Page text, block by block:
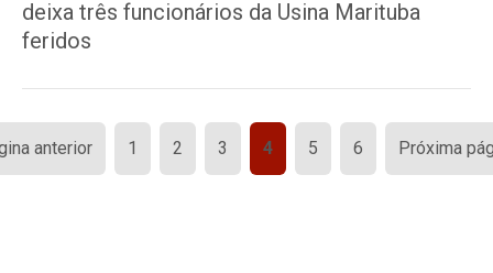
deixa três funcionários da Usina Marituba
feridos
Paginação
de
anterior 1 2 3 4 5 6 Próxima